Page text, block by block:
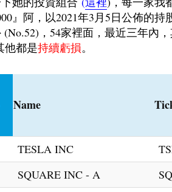
』阿，以2021年3月5日公佈的
，54家裡面，最近三年內
他都是持續虧損。
Name
TESLA INC
SQUARE INC - A SQ